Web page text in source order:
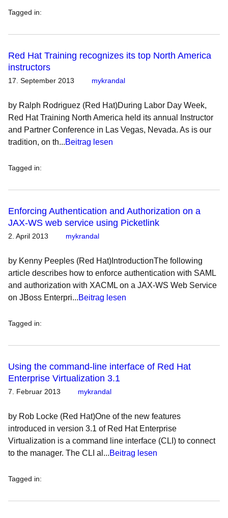
Tagged in:
Red Hat Training recognizes its top North America
instructors
17. September 2013 mykrandal
by Ralph Rodriguez (Red Hat)During Labor Day Week,
Red Hat Training North America held its annual Instructor
and Partner Conference in Las Vegas, Nevada. As is our
tradition, on th...Beitrag lesen
Tagged in:
Enforcing Authentication and Authorization on a
JAX-WS web service using Picketlink
2. April 2013 mykrandal
by Kenny Peeples (Red Hat)IntroductionThe following
article describes how to enforce authentication with SAML
and authorization with XACML on a JAX-WS Web Service
on JBoss Enterpri...Beitrag lesen
Tagged in:
Using the command-line interface of Red Hat
Enterprise Virtualization 3.1
7. Februar 2013 mykrandal
by Rob Locke (Red Hat)One of the new features
introduced in version 3.1 of Red Hat Enterprise
Virtualization is a command line interface (CLI) to connect
to the manager. The CLI al...Beitrag lesen
Tagged in: